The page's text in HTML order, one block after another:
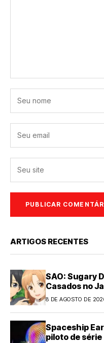
ARTIGOS RECENTES
SAO: Sugary
Casados no
8 DE AGOSTO DE
Spaceship
piloto de série